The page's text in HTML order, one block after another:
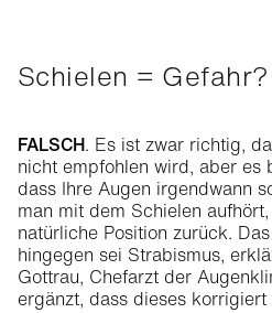
Schielen = Gefahr?
FALSCH. Es ist zwar richtig,
nicht empfohlen wird, aber es
dass Ihre Augen irgendwann
man mit dem Schielen
natürliche Position zurück.
hingegen sei Strabismus,
Gottrau, Chefarzt der
ergänzt, dass dieses korrigiert